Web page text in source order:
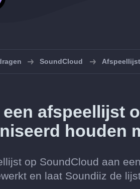
SoundCloud
een afspeellijst
houden
op SoundCloud aan
en laat Soundiiz de